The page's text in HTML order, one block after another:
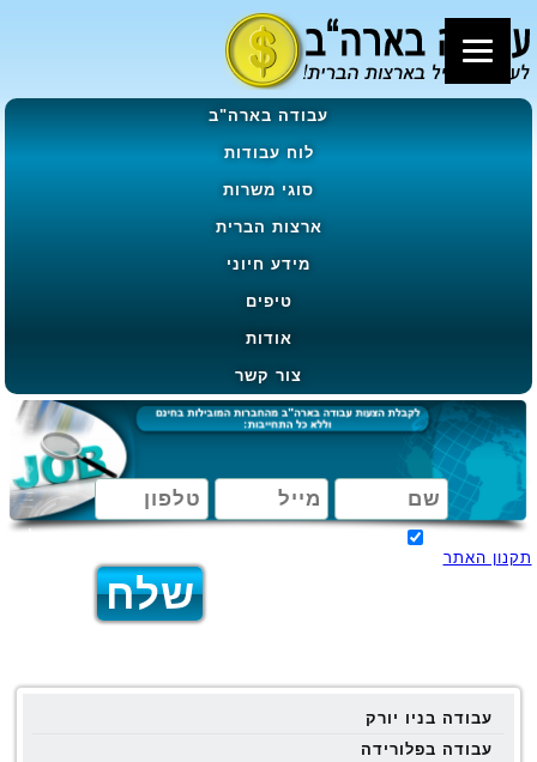
עבודה בארה"ב
לוח עבודות
סוגי משרות
ארצות הברית
מידע חיוני
טיפים
אודות
צור קשר
תקנון האתר
עבודה בניו יורק
עבודה בפלורידה